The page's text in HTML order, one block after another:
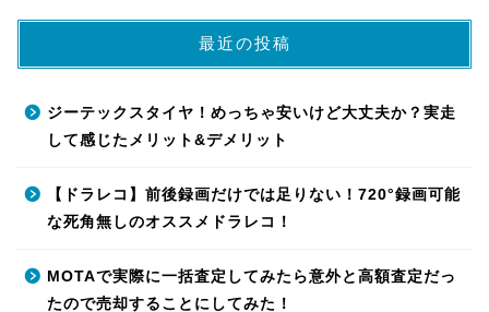
最近の投稿
ジーテックスタイヤ！めっちゃ安いけど大丈夫か？実走
して感じたメリット&デメリット
【ドラレコ】前後録画だけでは足りない！720°録画可能
な死角無しのオススメドラレコ！
MOTAで実際に一括査定してみたら意外と高額査定だっ
たので売却することにしてみた！